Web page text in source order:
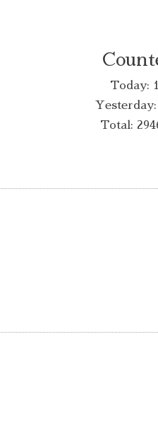
Today:
Yesterday:
Total: